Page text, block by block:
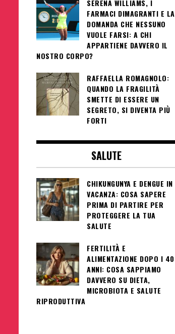
SERENA WILLIAMS, I
FARMACI DIMAGRANTI E LA
DOMANDA CHE NESSUNO
VUOLE FARSI: A CHI
APPARTIENE DAVVERO IL
NOSTRO CORPO?
RAFFAELLA ROMAGNOLO:
QUANDO LA FRAGILITÀ
SMETTE DI ESSERE UN
SEGRETO, SI DIVENTA PIÙ
FORTI
SALUTE
CHIKUNGUNYA E DENGUE IN
VACANZA: COSA SAPERE
PRIMA DI PARTIRE PER
PROTEGGERE LA TUA
SALUTE
FERTILITÀ E
ALIMENTAZIONE DOPO I 40
ANNI: COSA SAPPIAMO
DAVVERO SU DIETA,
MICROBIOTA E SALUTE
RIPRODUTTIVA